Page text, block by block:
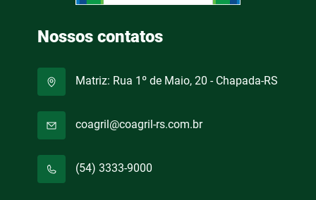
Nossos contatos
Matriz: Rua 1º de Maio, 20 - Chapada-RS
coagril@coagril-rs.com.br
(54) 3333-9000